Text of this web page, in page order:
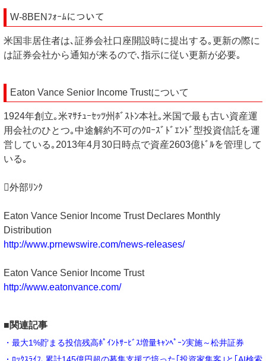
W-8BENﾌｫｰﾑについて
米国非居住者は､証券会社口座開設時に提出する｡更新の際に
は証券会社から通知が来るので､指示に従い更新が必要｡
Eaton Vance Senior Income Trustについて
1924年創立｡米ﾏｻﾁｭｰｾｯﾂ州ﾎﾞｽﾄﾝ本社｡米国で最も古い資産運
用会社のひとつ｡中途解約不可のｸﾛｰｽﾞﾄﾞｴﾝﾄﾞ型投資信託を運
営している｡2013年4月30日時点で資産2603億ﾄﾞﾙを管理して
いる｡
外部ﾘﾝｸ
Eaton Vance Senior Income Trust Declares Monthly
Distribution
http://www.prnewswire.com/news-releases/
Eaton Vance Senior Income Trust
http://www.eatonvance.com/
■関連記事
・最大1%貯まる投信残高ﾎﾟｲﾝﾄｻｰﾋﾞｽ増量ｷｬﾝﾍﾟｰﾝ実施～松井証券